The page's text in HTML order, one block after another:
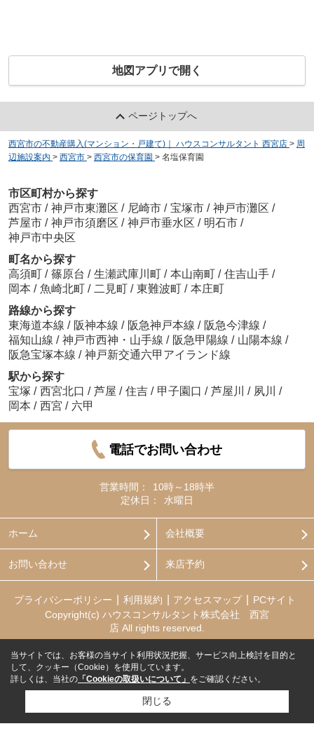
地図アプリで開く
ページトップへ
西宮市の不動産購入(マンション・戸建て)｜ ハウスコンサルタント 西宮店 > 周
辺施設案内 > 西宮市 > 西宮市の保育園 > 名塩保育園
市区町村から探す
西宮市 / 神戸市東灘区 / 尼崎市 / 宝塚市 / 神戸市灘区 /
芦屋市 / 神戸市須磨区 / 神戸市垂水区 / 明石市 /
神戸市中央区
町名から探す
高須町 / 篠原台 / 生瀬武庫川町 / 本山南町 / 住吉山手 /
岡本 / 魚崎北町 / 二見町 / 東難波町 / 本庄町
路線から探す
東海道本線 / 阪神本線 / 阪急神戸本線 / 阪急今津線 /
福知山線 / 神戸市西神・山手線 / 阪急甲陽線 / 山陽本線 /
阪急宝塚本線 / 神戸新交通六甲アイランド線
駅から探す
宝塚 / 西宮北口 / 芦屋 / 住吉 / 甲子園口 / 芦屋川 / 夙川
/
岡本 / 西宮 / 六甲
電話でお問い合わせ
営業時間：
10時～18時半
定休日：
水曜日
ホーム 会社概要
お問い合わせ 来店予約
プライバシーポリシー 利用規約 アクセスマップ
PCサイト
Copyright(c) ハウスコンサルタント株式会社 西宮
店 All rights reserved.
当サイトでは、お客様の当サイト利用状況把握、サービス向上検討を目的と
して、クッキー（Cookie）を使用しています。
詳しくは、当社の 「Cookieの取扱いについて」 をご確認ください。
閉じる